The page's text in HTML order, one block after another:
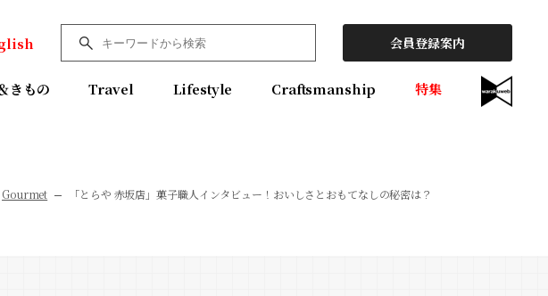
会員登録案内
きもの Travel Lifestyle Craftsmanship 特集
Gourmet 「とらや 赤坂店」菓子職人インタビュー！おいしさとおもてなしの秘密は？